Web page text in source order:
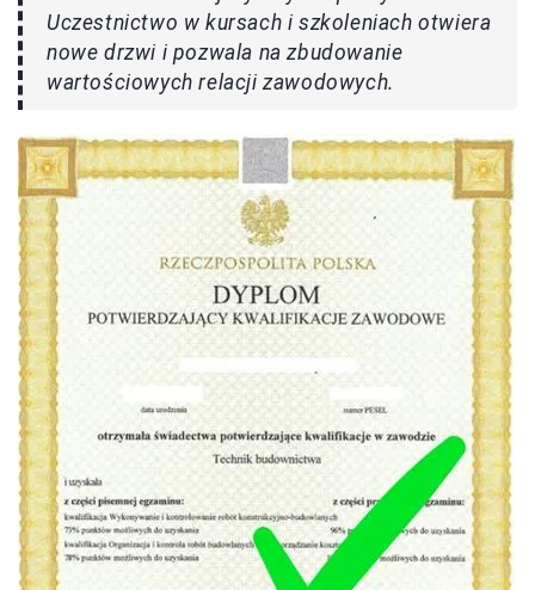
Uczestnictwo w kursach i szkoleniach otwiera
nowe drzwi i pozwala na zbudowanie
wartościowych relacji zawodowych.